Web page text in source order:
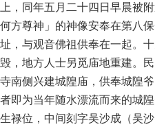
上，同年五月二十四日早晨被
何方尊神」的神像安奉在第八
址，与观音佛祖供奉在一起。
毁，地方人士另觅庙地重建。
寺南侧兴建城隍庙，供奉城隍
者即为当年随水漂流而来的城
生禄位，中间刻字吴沙成 （吴